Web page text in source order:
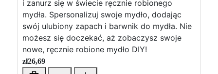
i zanurz się w świecie ręcznie robionego
mydła. Spersonalizuj swoje mydło, dodając
swój ulubiony zapach i barwnik do mydła. Nie
możesz się doczekać, aż zobaczysz swoje
nowe, ręcznie robione mydło DIY!
zł26,69